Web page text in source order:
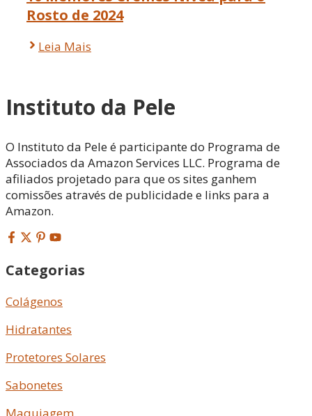
Rosto de 2024
Leia Mais
Instituto da Pele
O Instituto da Pele é participante do Programa de
Associados da Amazon Services LLC. Programa de
afiliados projetado para que os sites ganhem
comissões através de publicidade e links para a
Amazon.
Categorias
Colágenos
Hidratantes
Protetores Solares
Sabonetes
Maquiagem